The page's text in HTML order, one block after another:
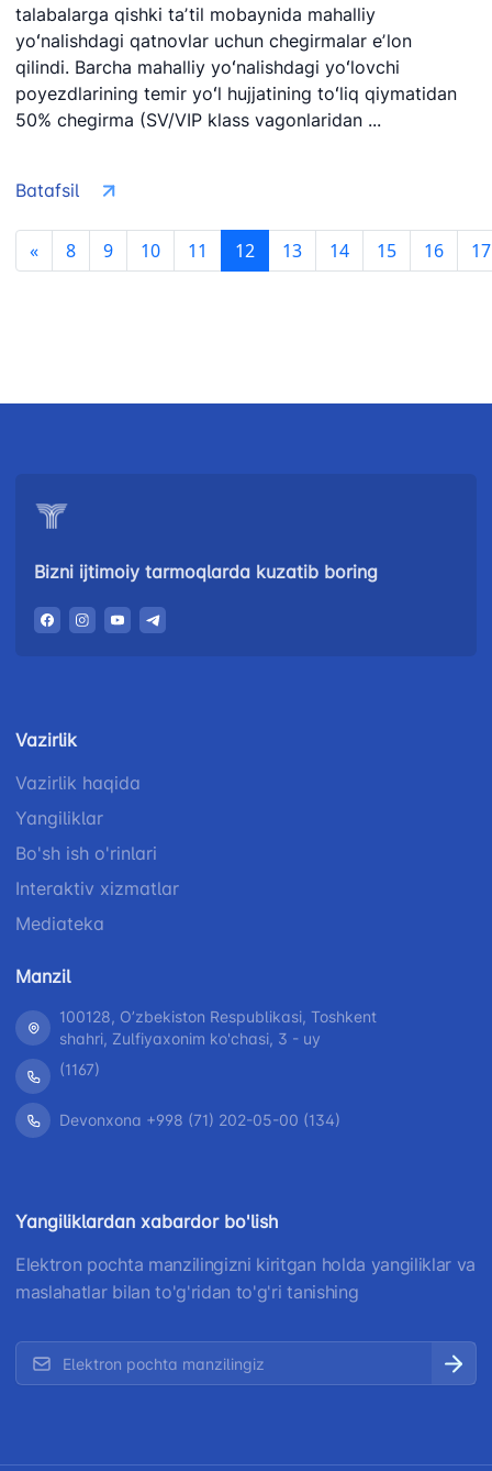
talabalarga qishki taʼtil mobaynida mahalliy
yoʻnalishdagi qatnovlar uchun chegirmalar eʼlon
qilindi. Barcha mahalliy yoʻnalishdagi yoʻlovchi
poyezdlarining temir yoʻl hujjatining toʻliq qiymatidan
50% chegirma (SV/VIP klass vagonlaridan ...
Batafsil
« 8 9 10 11 12 13 14 15 16 17
Bizni ijtimoiy tarmoqlarda kuzatib boring
Vazirlik
Vazirlik haqida
Yangiliklar
Bo'sh ish o'rinlari
Interaktiv xizmatlar
Mediateka
Manzil
100128, Oʼzbekiston Respublikasi, Toshkent
shahri, Zulfiyaxonim ko'chasi, 3 - uy
(1167)
Devonxona +998 (71) 202-05-00 (134)
Yangiliklardan xabardor bo'lish
Elektron pochta manzilingizni kiritgan holda yangiliklar va
maslahatlar bilan to'g'ridan to'g'ri tanishing